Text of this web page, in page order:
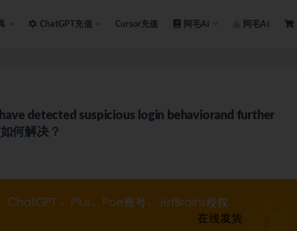
ChatGPT充值 Cursor充值 阿毛Ai 阿毛Ai
detected suspicious login behaviorand further
何解决？